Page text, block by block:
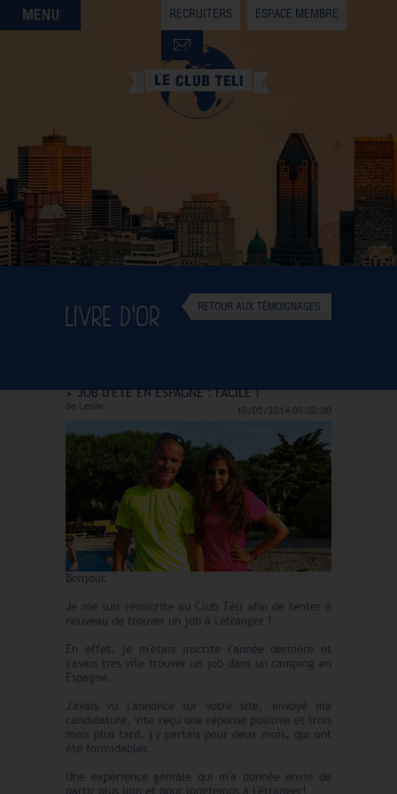
QUI SOMMES-NOUS
QUE CHERCHEZ-VOUS ?
NOS OFFRES PARTENAIRES
DEVENIR MEMBRE
RECRUITERS ESPACE MEMBRE
RETOUR AUX TÉMOIGNAGES
LIVRE D'OR
JOB D'ÉTÉ EN ESPAGNE : FACILE !
de Leslie 10/05/2014 00:00:00
Bonjour,
Je me suis réinscrite au Club Téli afin de tenter à
nouveau de trouver un job à l'étranger !
En effet, je m'étais inscrite l'année dernière et
j'avais très vite trouver un job dans un camping en
Espagne.
J'avais vu l'annonce sur votre site, envoyé ma
candidature, vite reçu une réponse positive et trois
mois plus tard, j'y partais pour deux mois, qui ont
été formidables...
Une expérience géniale qui m'a donnée envie de